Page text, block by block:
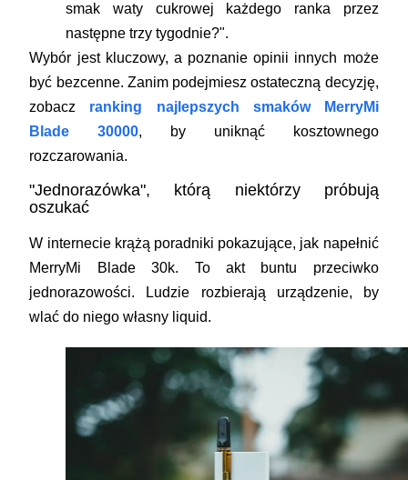
smak waty cukrowej każdego ranka przez
następne trzy tygodnie?".
Wybór jest kluczowy, a poznanie opinii innych może
być bezcenne. Zanim podejmiesz ostateczną decyzję,
zobacz ranking najlepszych smaków MerryMi
Blade 30000, by uniknąć kosztownego
rozczarowania.
"Jednorazówka", którą niektórzy próbują
oszukać
W internecie krążą poradniki pokazujące, jak napełnić
MerryMi Blade 30k. To akt buntu przeciwko
jednorazowości. Ludzie rozbierają urządzenie, by
wlać do niego własny liquid.